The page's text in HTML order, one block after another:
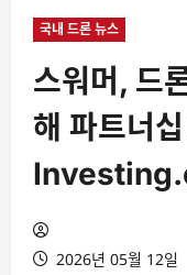
국내 드론 뉴스
스워머, 드
해 파트너
2026년 05월 12일